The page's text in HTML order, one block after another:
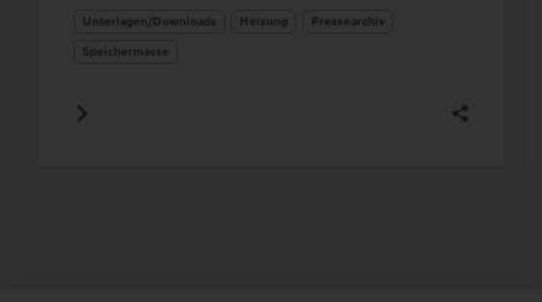
Unterlagen/Downloads Heizung
Pressearchiv
Speichermasse